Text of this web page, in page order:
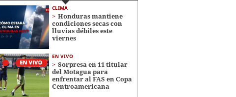
CLIMA
Honduras mantiene
condiciones secas con
lluvias débiles este
viernes
EN VIVO
Sorpresa en 11 titular
del Motagua para
enfrentar al FAS en Copa
Centroamericana